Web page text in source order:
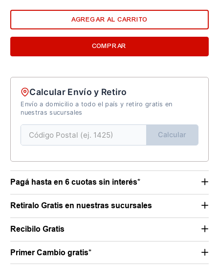
AGREGAR AL CARRITO
COMPRAR
Calcular Envío y Retiro
Envío a domicilio a todo el país y retiro gratis en
nuestras sucursales
Calcular
Pagá hasta en 6 cuotas sin interés*
Retiralo Gratis en nuestras sucursales
Recibilo Gratis
Primer Cambio gratis*